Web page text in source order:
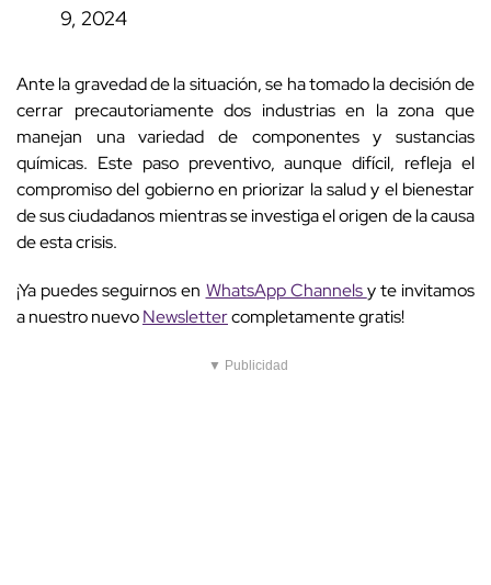
9, 2024
Ante la gravedad de la situación, se ha tomado la decisión de
cerrar precautoriamente dos industrias en la zona que
manejan una variedad de componentes y sustancias
químicas. Este paso preventivo, aunque difícil, refleja el
compromiso del gobierno en priorizar la salud y el bienestar
de sus ciudadanos mientras se investiga el origen de la causa
de esta crisis.
¡Ya puedes seguirnos en WhatsApp Channelsy te invitamos
a nuestro nuevoNewslettercompletamente gratis!
▼ Publicidad